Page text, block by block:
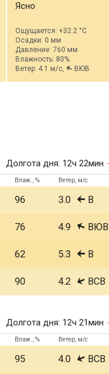
Ясно
Ощущается: +32.2 °C
Осадки: 0 мм
Давление: 760 мм
Влажность: 80%
Ветер: 4.1 м/с,
ВЮВ
Долгота дня: 12ч 22мин
Влаж., % Ветер, м/с
96 3.0 В
76 4.9 ВЮВ
62 5.3 В
90 4.2 ВСВ
Долгота дня: 12ч 21мин
Влаж., % Ветер, м/с
95 4.0 ВСВ